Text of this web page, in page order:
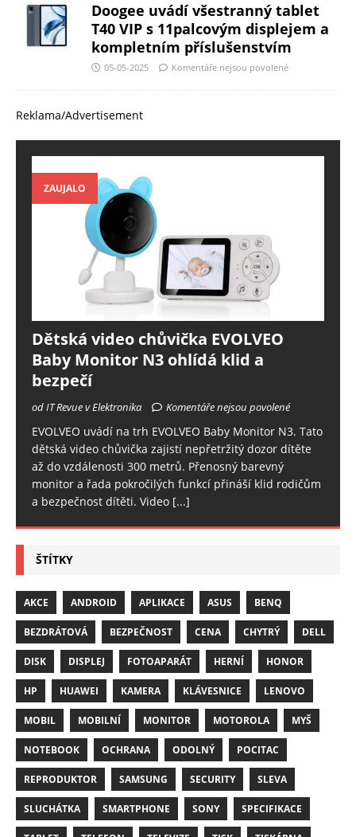
Doogee uvádí všestranný tablet
T40 VIP s 11palcovým displejem a
kompletním příslušenstvím
05-05-2025 Komentáře nejsou povolené
Reklama/Advertisement
ZAUJALO
Dětská video chůvička EVOLVEO
Baby Monitor N3 ohlídá klid a
bezpečí
od IT Revue v Elektronika Komentáře nejsou povolené
EVOLVEO uvádí na trh EVOLVEO Baby Monitor N3. Tato
dětská video chůvička zajistí nepřetržitý dozor dítěte
až do vzdálenosti 300 metrů. Přenosný barevný
monitor a řada pokročilých funkcí přináší klid rodičům
a bezpečnost dítěti. Video [...]
ŠTÍTKY
AKCE ANDROID APLIKACE ASUS BENQ
BEZDRÁTOVÁ BEZPEČNOST CENA CHYTRÝ DELL
DISK DISPLEJ FOTOAPARÁT HERNÍ HONOR
HP HUAWEI KAMERA KLÁVESNICE LENOVO
MOBIL MOBILNÍ MONITOR MOTOROLA MYŠ
NOTEBOOK OCHRANA ODOLNÝ POCITAC
REPRODUKTOR SAMSUNG SECURITY SLEVA
SLUCHÁTKA SMARTPHONE SONY SPECIFIKACE